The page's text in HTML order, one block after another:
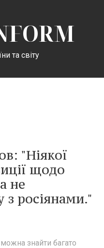
та світу
"Ніякої
щодо
не
з росіянами."
знайти багато